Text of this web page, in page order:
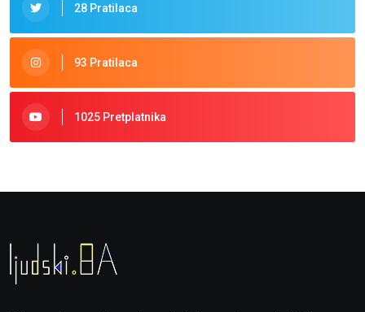
28 Pratilaca
93 Pratilaca
1025 Pretplatnika